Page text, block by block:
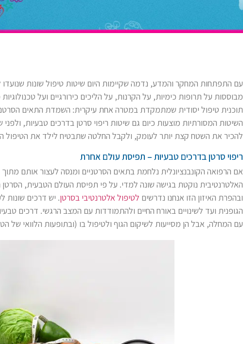
עם התפתחות המחקר והמדע, נדמה שקיימות היום שיטות טיפול שונות
מבוססות על תרופות כימיות, על הקרנות, על הליכים כירורגיים ועל
תוכנית טיפול יסודית שמתמקדת במטרה אחת עיקרית: השמדת התאים
השיטות המסורתיות מוצעות כיום גם שיטות ריפוי סרטן בדרכים טבעיות,
להכיר את השטח קצת יותר לעומק, ולקבל החלטה שתבטיח לילד את הטיפול
ריפוי סרטן בדרכים טבעיות – תפיסת עולם אחרת
אם הרפואה הקונבנציונלית נלחמת בתאים הסרטניים ומנסה לעצור אותם
האלטרנטיבית נוקטת בגישה שונה למדי. על פי תפיסת העולם הטבעית, הסרטן
ובהפרת האיזון הזו אנחנו נדרשים לטיפול אלטרנטיבי בסרטן. יש דרכים שונות
הגופנית ועד לשינויים באורח החיים ולהתמודדות עם המצב הרגשי. דרכים
עם המחלה, אבל הן מסייעות לשיקום הגוף ולטיפול בו (ובתופעות הלוואי